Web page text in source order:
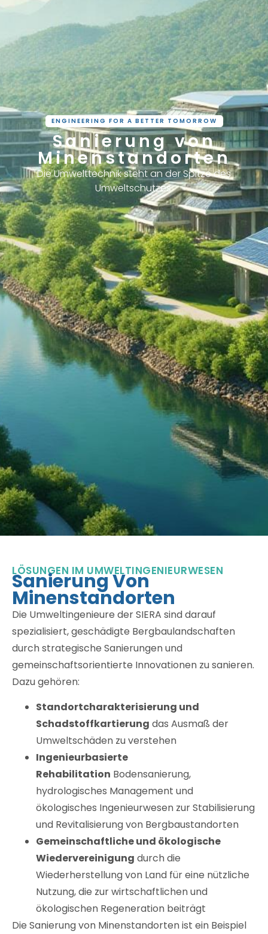
ENGINEERING FOR A BETTER TOMORROW
Sanierung von
Minenstandorten
Die Umwelttechnik steht an der Spitze des
Umweltschutzes.
LÖSUNGEN IM UMWELTINGENIEURWESEN
Sanierung Von
Minenstandorten
Die Umweltingenieure der SIERA sind darauf
spezialisiert, geschädigte Bergbaulandschaften
durch strategische Sanierungen und
gemeinschaftsorientierte Innovationen zu sanieren.
Dazu gehören:
Standortcharakterisierung und
Schadstoffkartierung das Ausmaß der
Umweltschäden zu verstehen
Ingenieurbasierte
Rehabilitation Bodensanierung,
hydrologisches Management und
ökologisches Ingenieurwesen zur Stabilisierung
und Revitalisierung von Bergbaustandorten
Gemeinschaftliche und ökologische
Wiedervereinigung durch die
Wiederherstellung von Land für eine nützliche
Nutzung, die zur wirtschaftlichen und
ökologischen Regeneration beiträgt
Die Sanierung von Minenstandorten ist ein Beispiel